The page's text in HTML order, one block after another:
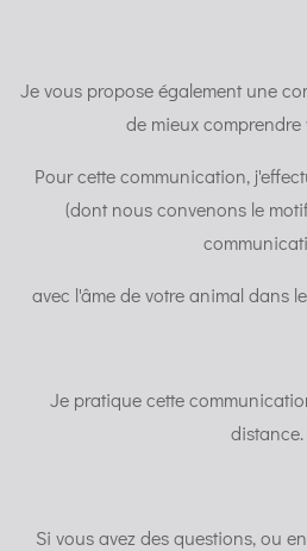
Je vous propose également une
de mieux comprendre
Pour cette communication,
(dont nous convenons le
avec l'âme de votre animal dans
Je pratique cette
distance.
Si vous avez des questions, ou